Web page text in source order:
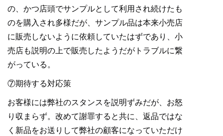
の、かつ店頭でサンプルとして利用され続けたも
のを購入され多様だが、サンプル品は本来小売店
に販売しないように依頼していたはずであり、小
売店も説明の上で販売したようだがトラブルに繋
がっている。
⑦期待する対応策
お客様には弊社のスタンスを説明ずみだが、お怒
り収まらず。改めて謝罪すると共に、返品ではな
く新品をお送りして弊社の顧客になっていただけ